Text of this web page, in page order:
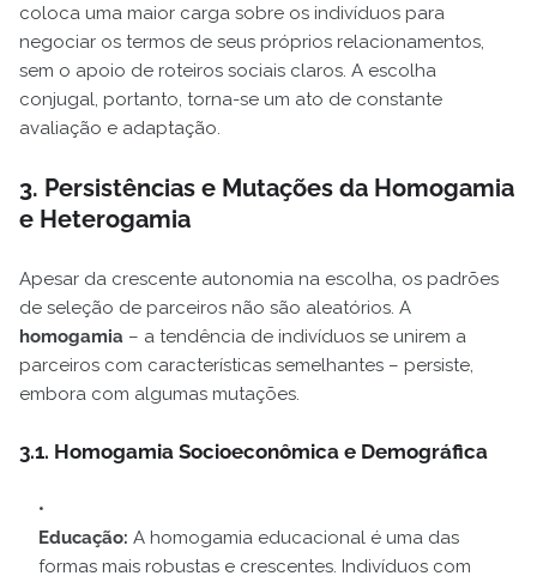
coloca uma maior carga sobre os indivíduos para
negociar os termos de seus próprios relacionamentos,
sem o apoio de roteiros sociais claros. A escolha
conjugal, portanto, torna-se um ato de constante
avaliação e adaptação.
3. Persistências e Mutações da Homogamia
e Heterogamia
Apesar da crescente autonomia na escolha, os padrões
de seleção de parceiros não são aleatórios. A
homogamia – a tendência de indivíduos se unirem a
parceiros com características semelhantes – persiste,
embora com algumas mutações.
3.1. Homogamia Socioeconômica e Demográfica
Educação: A homogamia educacional é uma das
formas mais robustas e crescentes. Indivíduos com